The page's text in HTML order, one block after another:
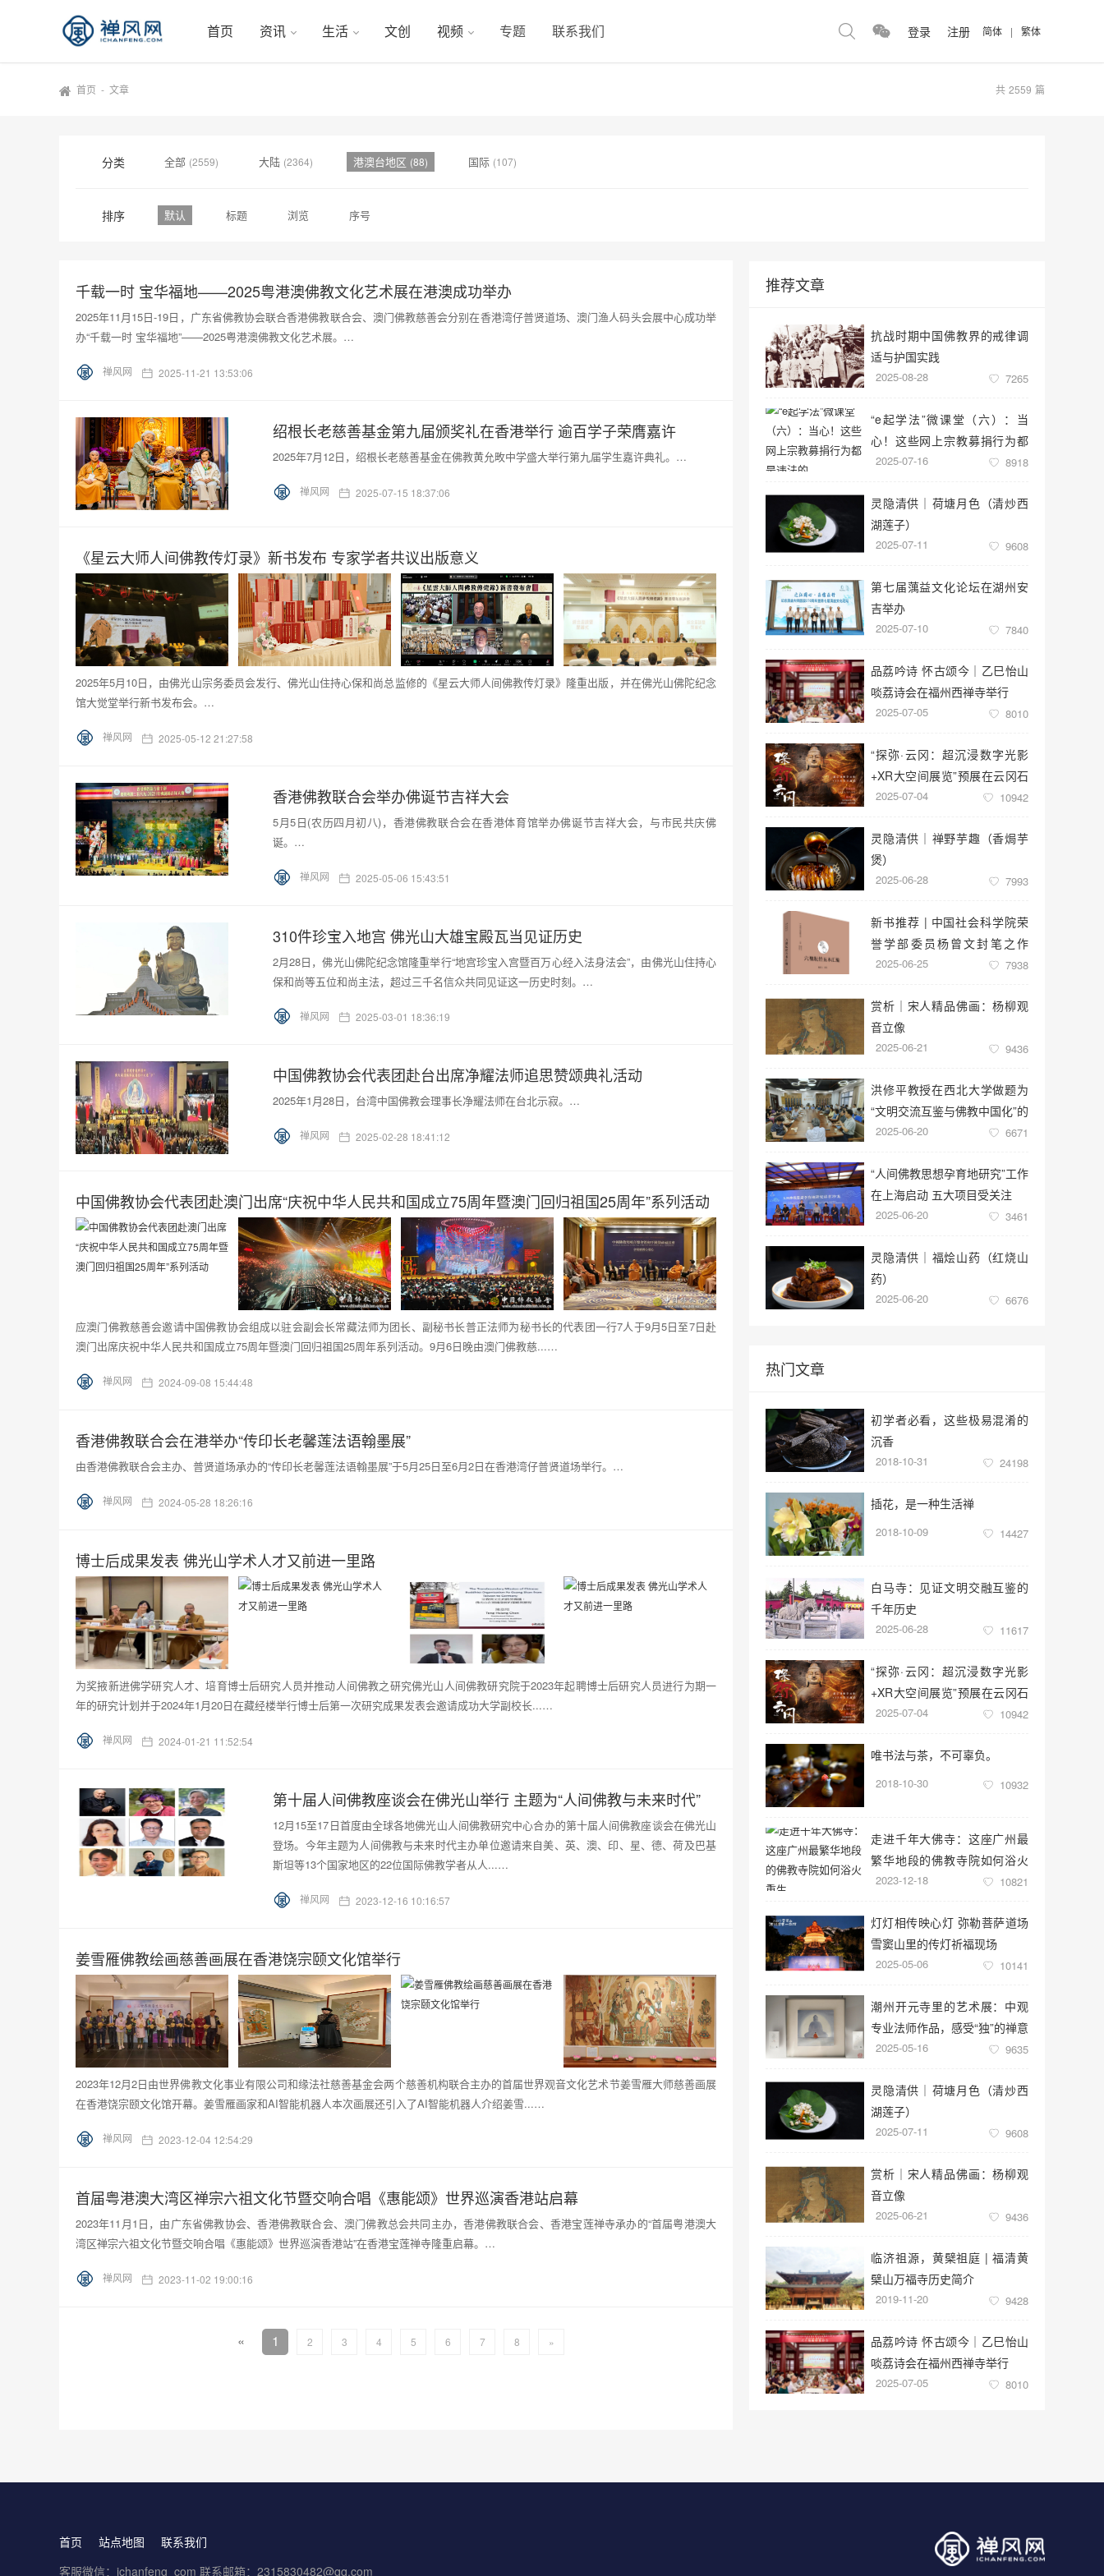
首页 资讯 生活 文创 视频 专题 联系我们 登录 注册 简体 | 繁体
首页 - 文章 共 2559 篇
分类 全部 (2559) 大陆 (2364) 港澳台地区 (88) 国际 (107)
排序 默认 标题 浏览 序号
千载一时 宝华福地——2025粤港澳佛教文化艺术展在港澳成功举办
2025年11月15日-19日，广东省佛教协会联合香港佛教联合会、澳门佛教慈善会分别在香港湾仔普贤道场、澳门渔人码头会展中心成功举
办“千载一时 宝华福地”——2025粤港澳佛教文化艺术展。…
禅风网 2025-11-21 13:53:06
绍根长老慈善基金第九届颁奖礼在香港举行 逾百学子荣膺嘉许
2025年7月12日，绍根长老慈善基金在佛教黄允畋中学盛大举行第九届学生嘉许典礼。…
禅风网 2025-07-15 18:37:06
《星云大师人间佛教传灯录》新书发布 专家学者共议出版意义
2025年5月10日，由佛光山宗务委员会发行、佛光山住持心保和尚总监修的《星云大师人间佛教传灯录》隆重出版，并在佛光山佛陀纪念
馆大觉堂举行新书发布会。…
禅风网 2025-05-12 21:27:58
香港佛教联合会举办佛诞节吉祥大会
5月5日(农历四月初八)，香港佛教联合会在香港体育馆举办佛诞节吉祥大会，与市民共庆佛
诞。…
禅风网 2025-05-06 15:43:51
310件珍宝入地宫 佛光山大雄宝殿瓦当见证历史
2月28日，佛光山佛陀纪念馆隆重举行“地宫珍宝入宫暨百万心经入法身法会”，由佛光山住持心
保和尚等五位和尚主法，超过三千名信众共同见证这一历史时刻。…
禅风网 2025-03-01 18:36:19
中国佛教协会代表团赴台出席净耀法师追思赞颂典礼活动
2025年1月28日，台湾中国佛教会理事长净耀法师在台北示寂。…
禅风网 2025-02-28 18:41:12
中国佛教协会代表团赴澳门出席“庆祝中华人民共和国成立75周年暨澳门回归祖国25周年”系列活动
应澳门佛教慈善会邀请中国佛教协会组成以驻会副会长常藏法师为团长、副秘书长普正法师为秘书长的代表团一行7人于9月5日至7日赴
澳门出席庆祝中华人民共和国成立75周年暨澳门回归祖国25周年系列活动。9月6日晚由澳门佛教慈...…
禅风网 2024-09-08 15:44:48
香港佛教联合会在港举办“传印长老馨莲法语翰墨展”
由香港佛教联合会主办、普贤道场承办的“传印长老馨莲法语翰墨展”于5月25日至6月2日在香港湾仔普贤道场举行。…
禅风网 2024-05-28 18:26:16
博士后成果发表 佛光山学术人才又前进一里路
为奖掖新进佛学研究人才、培育博士后研究人员并推动人间佛教之研究佛光山人间佛教研究院于2023年起聘博士后研究人员进行为期一
年的研究计划并于2024年1月20日在藏经楼举行博士后第一次研究成果发表会邀请成功大学副校长...…
禅风网 2024-01-21 11:52:54
第十届人间佛教座谈会在佛光山举行 主题为“人间佛教与未来时代”
12月15至17日首度由全球各地佛光山人间佛教研究中心合办的第十届人间佛教座谈会在佛光山
登场。今年主题为人间佛教与未来时代主办单位邀请来自美、英、澳、印、星、德、荷及巴基
斯坦等13个国家地区的22位国际佛教学者从人...…
禅风网 2023-12-16 10:16:57
姜雪雁佛教绘画慈善画展在香港饶宗颐文化馆举行
2023年12月2日由世界佛教文化事业有限公司和缘法社慈善基金会两个慈善机构联合主办的首届世界观音文化艺术节姜雪雁大师慈善画展
在香港饶宗颐文化馆开幕。姜雪雁画家和AI智能机器人本次画展还引入了AI智能机器人介绍姜雪...…
禅风网 2023-12-04 12:54:29
首届粤港澳大湾区禅宗六祖文化节暨交响合唱《惠能颂》世界巡演香港站启幕
2023年11月1日，由广东省佛教协会、香港佛教联合会、澳门佛教总会共同主办，香港佛教联合会、香港宝莲禅寺承办的“首届粤港澳大
湾区禅宗六祖文化节暨交响合唱《惠能颂》世界巡演香港站”在香港宝莲禅寺隆重启幕。…
禅风网 2023-11-02 19:00:16
« 1 2 3 4 5 6 7 8 »
推荐文章
抗战时期中国佛教界的戒律调
适与护国实践
2025-08-28 7265
“e起学法”微课堂（六）：当
心！这些网上宗教募捐行为都
是违法的
2025-07-16 8918
灵隐清供｜​荷塘月色（清炒西
湖莲子）
2025-07-11 9608
第七届蕅益文化论坛在湖州安
吉举办
2025-07-10 7840
品荔吟诗 怀古颂今｜乙巳怡山
啖荔诗会在福州西禅寺举行
2025-07-05 8010
“探弥·云冈：超沉浸数字光影
+XR大空间展览”预展在云冈石
窟云冈美术馆启幕
2025-07-04 10942
灵隐清供｜​禅野芋趣（香焗芋
煲）
2025-06-28 7993
新书推荐 | 中国社会科学院荣
誉学部委员杨曾文封笔之作
《六祖坛经五本汇编》
2025-06-25 7938
赏析｜宋人精品佛画：杨柳观
音立像
2025-06-21 9436
洪修平教授在西北大学做题为
“文明交流互鉴与佛教中国化”的
学术讲座
2025-06-20 6671
“人间佛教思想孕育地研究”工作
在上海启动 五大项目受关注
2025-06-20 3461
灵隐清供｜​福烩山药（红烧山
药）
2025-06-20 6676
热门文章
初学者必看，这些极易混淆的
沉香
2018-10-31 24198
插花，是一种生活禅
2018-10-09 14427
白马寺：见证文明交融互鉴的
千年历史
2025-06-28 11617
“探弥·云冈：超沉浸数字光影
+XR大空间展览”预展在云冈石
窟云冈美术馆启幕
2025-07-04 10942
唯书法与茶，不可辜负。
2018-10-30 10932
走进千年大佛寺：这座广州最
繁华地段的佛教寺院如何浴火
重生
2023-12-18 10821
灯灯相传映心灯 弥勒菩萨道场
雪窦山里的传灯祈福现场
2025-05-06 10141
潮州开元寺里的艺术展：中观
专业法师作品，感受“独”的禅意
世界
2025-05-16 9635
灵隐清供｜​荷塘月色（清炒西
湖莲子）
2025-07-11 9608
赏析｜宋人精品佛画：杨柳观
音立像
2025-06-21 9436
临济祖源，黄檗祖庭 | 福清黄
檗山万福寺历史简介
2019-11-20 9428
品荔吟诗 怀古颂今｜乙巳怡山
啖荔诗会在福州西禅寺举行
2025-07-05 8010
首页 站点地图
联系我们
客服微信：ichanfeng_com 联系邮箱：2315830482@qq.com